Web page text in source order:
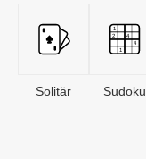
Solitär Sudoku